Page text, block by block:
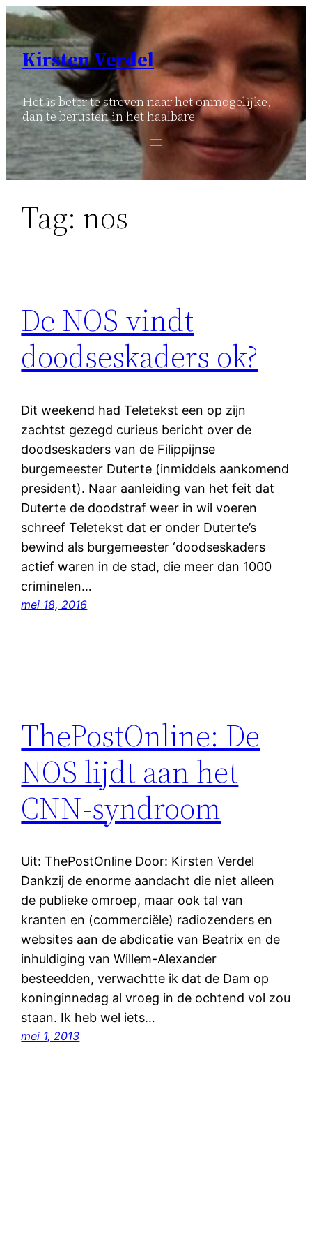
Ga
naar
inhoud
Kirsten Verdel
Het is beter te streven naar het onmogelijke,
dan te berusten in het haalbare
Tag: nos
De NOS vindt
doodseskaders ok?
Dit weekend had Teletekst een op zijn
zachtst gezegd curieus bericht over de
doodseskaders van de Filippijnse
burgemeester Duterte (inmiddels aankomend
president). Naar aanleiding van het feit dat
Duterte de doodstraf weer in wil voeren
schreef Teletekst dat er onder Duterte’s
bewind als burgemeester ‘doodseskaders
actief waren in de stad, die meer dan 1000
criminelen…
mei 18, 2016
ThePostOnline: De
NOS lijdt aan het
CNN-syndroom
Uit: ThePostOnline Door: Kirsten Verdel
Dankzij de enorme aandacht die niet alleen
de publieke omroep, maar ook tal van
kranten en (commerciële) radiozenders en
websites aan de abdicatie van Beatrix en de
inhuldiging van Willem-Alexander
besteedden, verwachtte ik dat de Dam op
koninginnedag al vroeg in de ochtend vol zou
staan. Ik heb wel iets…
mei 1, 2013